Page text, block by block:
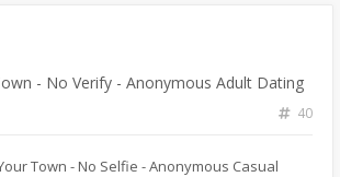
- No Verify - Anonymous Adult Dating
40
Town - No Selfie - Anonymous Casual